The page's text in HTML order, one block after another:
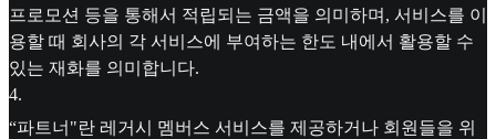
프로모션 등을 통해서 적립되는 금액을 의미하며, 서비스를 이
용할 때 회사의 각 서비스에 부여하는 한도 내에서 활용할 수
있는 재화를 의미합니다.
4.
“파트너"란 레거시 멤버스 서비스를 제공하거나 회원들을 위